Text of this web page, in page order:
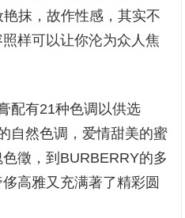
抹，故作性感，其实不
样可以让你沦为众人焦
配有21种色调以供选
自然色调，爱情甜美的蜜
徵，到BURBERRY的多
高雅又充满著了精彩圆